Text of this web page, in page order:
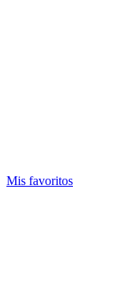
Mis favoritos